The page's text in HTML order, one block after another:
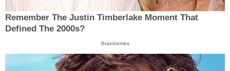
Remember The Justin Timberlake Moment That
Defined The 2000s?
Brainberries